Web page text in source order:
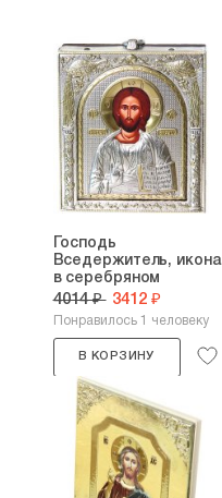
Господь
Вседержитель, икона
в серебряном
окладе,...
4014 ₽ 3412 ₽
Понравилось 1 человеку
В КОРЗИНУ